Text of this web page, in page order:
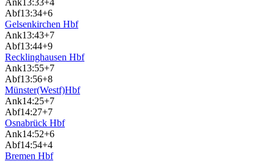
Ank13:33+4
Abf13:34+6
Gelsenkirchen Hbf
Ank13:43+7
Abf13:44+9
Recklinghausen Hbf
Ank13:55+7
Abf13:56+8
Münster(Westf)Hbf
Ank14:25+7
Abf14:27+7
Osnabrück Hbf
Ank14:52+6
Abf14:54+4
Bremen Hbf